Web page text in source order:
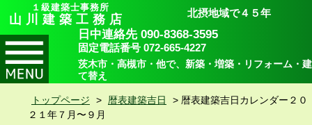
茨木市・高槻市・他で、新築・増築・リフォーム・建
て替え
北摂地域で４５年
山川建築工務店
１級建築士事務所
固定電話番号 072-665-4227
日中連絡先 090-8368-3595
トップページ > 暦表建築吉日 > 暦表建築吉日カレンダー２０
２１年７月〜９月